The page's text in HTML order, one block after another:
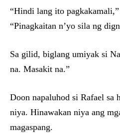
“Hindi lang ito
“Pinagkaitan n’yo sila ng
Sa gilid, biglang umiyak si
na. Masakit na.”
Doon napaluhod si Rafael sa
niya. Hinawakan niya ang
magaspang.